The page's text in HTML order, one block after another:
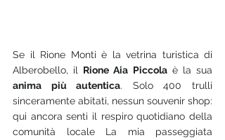
Se il Rione Monti è la vetrina turistica di
Alberobello, il Rione Aia Piccola
anima più autentica. Solo 400 trulli
sinceramente abitati, nessun souvenir shop:
qui ancora senti il respiro quotidiano della
comunità locale La mia passeggiata